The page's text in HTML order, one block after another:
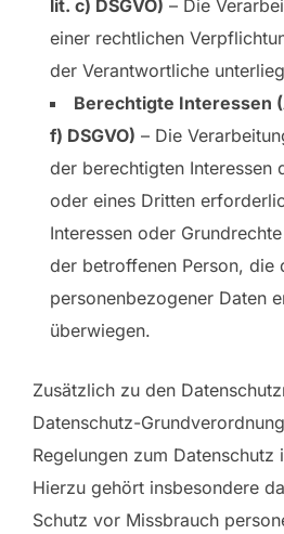
lit. c) DSGVO) – Die
einer rechtlichen
der Verantwortliche
Berechtigte Interessen
f) DSGVO) – Die
der berechtigten Interessen
oder eines Dritten
Interessen oder
der betroffenen Person, die
personenbezogener Daten
überwiegen.
Zusätzlich zu den
Datenschutz-
Regelungen zum Datenschutz
Hierzu gehört insbesondere
Schutz vor Missbrauch